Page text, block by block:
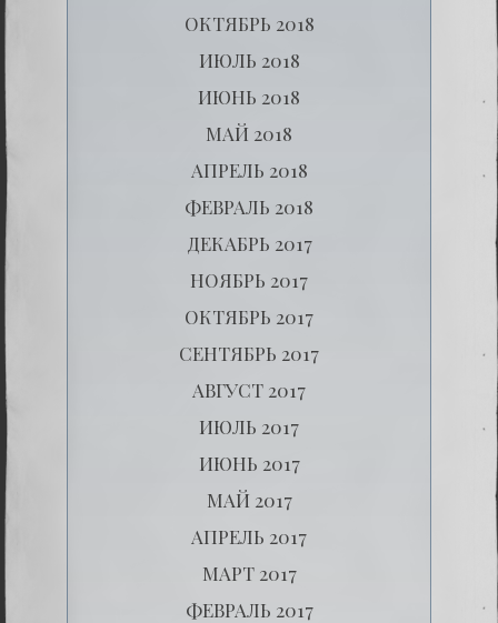
ОКТЯБРЬ 2018
ИЮЛЬ 2018
ИЮНЬ 2018
МАЙ 2018
АПРЕЛЬ 2018
ФЕВРАЛЬ 2018
ДЕКАБРЬ 2017
НОЯБРЬ 2017
ОКТЯБРЬ 2017
СЕНТЯБРЬ 2017
АВГУСТ 2017
ИЮЛЬ 2017
ИЮНЬ 2017
МАЙ 2017
АПРЕЛЬ 2017
МАРТ 2017
ФЕВРАЛЬ 2017